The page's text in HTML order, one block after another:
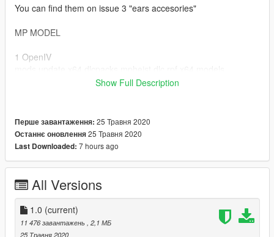
You can find them on issue 3 "ears accesories"
MP MODEL
1 OpenIV
cdimages mpheist streamedpeds p.rpf mp m freemode 01 p
put all files from "mp"
Thanks for Downloading!
You can look at my profile on gta5mods!
Show Full Description
Перше завантаження: 25 Травня 2020
Останнє оновлення25 Травня 2020
Last Downloaded: 7 hours ago
All Versions
1.0 (current)
11 476 завантажень
, 2,1 МБ
25 Травня 2020